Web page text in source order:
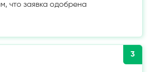
что заявка одобрена
3